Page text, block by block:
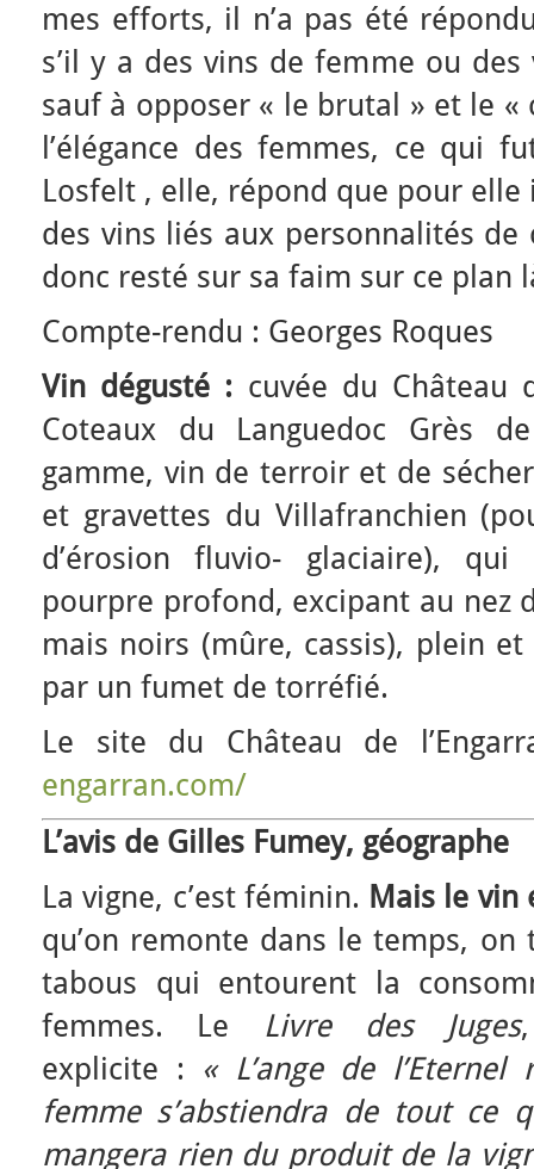
mes efforts, il n’a pas été
s’il y a des vins de femme ou
sauf à opposer « le brutal » et le «
l’élégance des femmes, ce qui
Losfelt , elle, répond que pour elle
des vins liés aux personnalités
donc resté sur sa faim sur ce plan
Compte-rendu : Georges Roques
Vin dégusté : cuvée du Château
Coteaux du Languedoc Grès
gamme, vin de terroir et de
et gravettes du Villafranchien
d’érosion fluvio- glaciaire),
pourpre profond, excipant au nez
mais noirs (mûre, cassis), plein
par un fumet de torréfié.
Le site du Château de
engarran.com/
L’avis de Gilles Fumey, géographe
La vigne, c’est féminin. Mais le vin
qu’on remonte dans le temps,
tabous qui entourent la
femmes. Le Livre des Juges
explicite : « L’ange de
femme s’abstiendra de tout
mangera rien du produit de la